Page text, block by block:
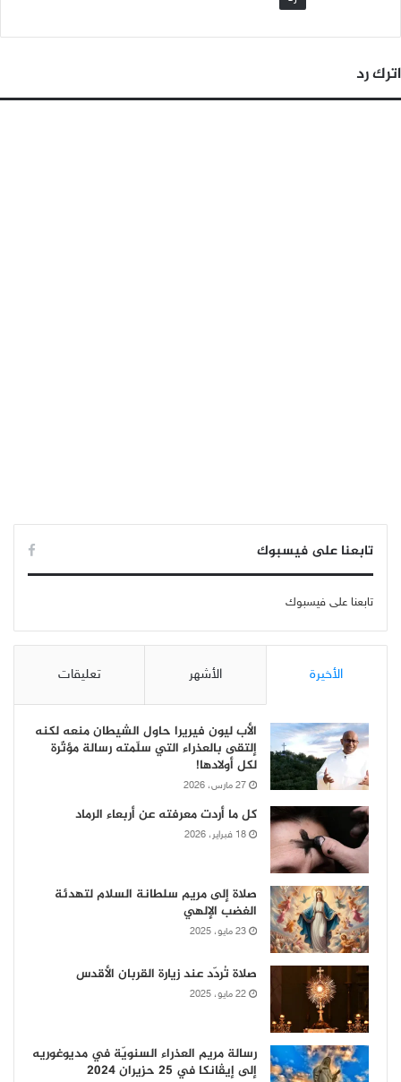
اترك رد
تابعنا على فيسبوك
تابعنا على فيسبوك
الأخيرة الأشهر تعليقات
الأب ليون فيريرا حاول الشيطان منعه لكنه
إلتقى بالعذراء التي سلّمته رسالة مؤثّرة
لكل أولادها!
27 مارس، 2026
كل ما أردت معرفته عن أربعاء الرماد
18 فبراير، 2026
صلاة إلى مريم سلطانة السلام لتهدئة
الغضب الإلهي
23 مايو، 2025
صلاة تُردّد عند زيارة القربان الأقدس
22 مايو، 2025
رسالة مريم العذراء السنويّة في مديوغوريه
إلى إيڤانكا في 25 حزيران 2024